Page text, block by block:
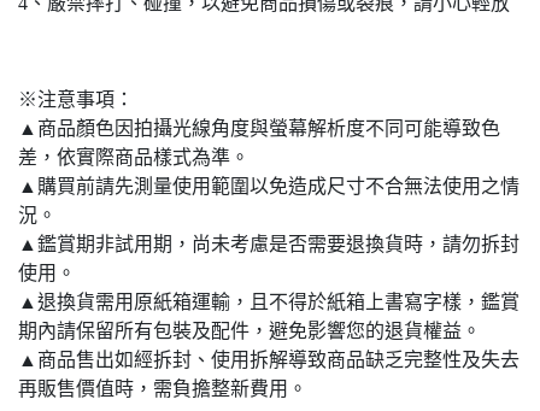
※注意事項：
▲商品顏色因拍攝光線角度與螢幕解析度不同可能導致色
差，依實際商品樣式為準。
▲購買前請先測量使用範圍以免造成尺寸不合無法使用之情
況。
▲鑑賞期非試用期，尚未考慮是否需要退換貨時，請勿拆封
使用。
▲退換貨需用原紙箱運輸，且不得於紙箱上書寫字樣，鑑賞
期內請保留所有包裝及配件，避免影響您的退貨權益。
▲商品售出如經拆封、使用拆解導致商品缺乏完整性及失去
再販售價值時，需負擔整新費用。